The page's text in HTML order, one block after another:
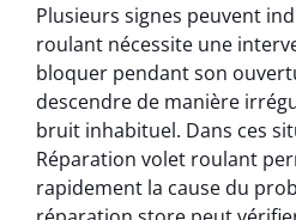
Plusieurs signes peuvent
roulant nécessite une
bloquer pendant son
descendre de manière
bruit inhabituel. Dans ces
Réparation volet roulant
rapidement la cause du